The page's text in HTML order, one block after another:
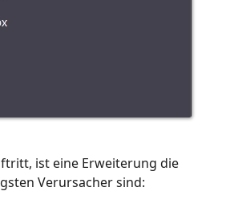
ist eine Erweiterung die
Verursacher sind: